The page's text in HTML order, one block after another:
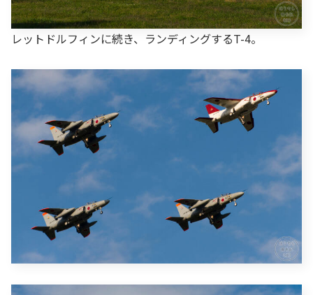
レットドルフィンに続き、ランディングするT-4。